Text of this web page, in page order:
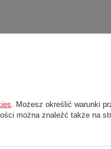
. Możesz określić warunki
można znaleźć także na